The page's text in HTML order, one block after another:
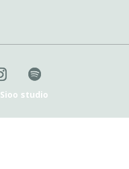
Sioo studio